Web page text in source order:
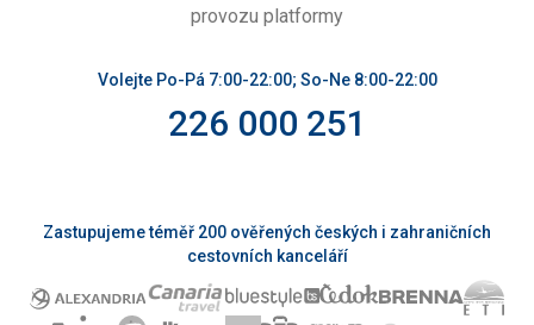
provozu platformy
Volejte Po-Pá 7:00-22:00; So-Ne 8:00-22:00
226 000 251
Zastupujeme téměř 200 ověřených českých i zahraničních
cestovních kanceláří